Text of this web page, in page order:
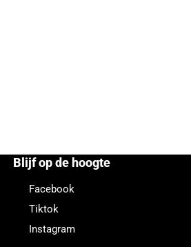
Blijf op de hoogte
Facebook
Tiktok
Instagram